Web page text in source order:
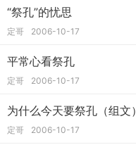
“祭孔”的忧思
定哥 2006-10-17
平常心看祭孔
定哥 2006-10-17
为什么今天要祭孔（组文）
定哥 2006-10-17